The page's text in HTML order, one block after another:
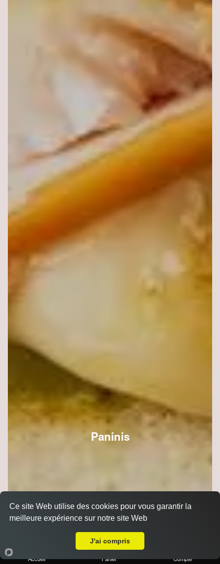
Paninis
Accueil Panier Compte
Ce site Web utilise des cookies pour vous garantir la
meilleure expérience sur notre site Web
J'ai compris